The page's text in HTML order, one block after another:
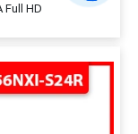
Full HD